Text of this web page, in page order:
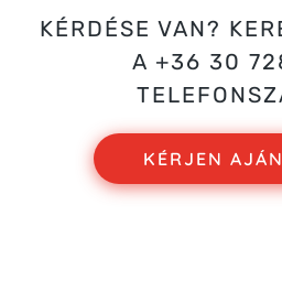
KÉRDÉSE VAN?
A +36 30
KÉRJEN